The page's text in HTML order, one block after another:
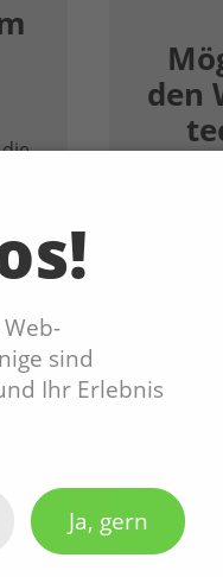
den
Die
einen
Doch
sind
Ihr Erlebnis
Ja, gern